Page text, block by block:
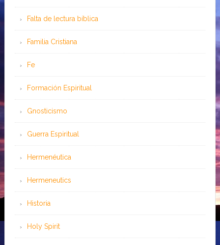
Falta de lectura bíblica
Familia Cristiana
Fe
Formación Espiritual
Gnosticismo
Guerra Espiritual
Hermenéutica
Hermeneutics
Historia
Holy Spirit